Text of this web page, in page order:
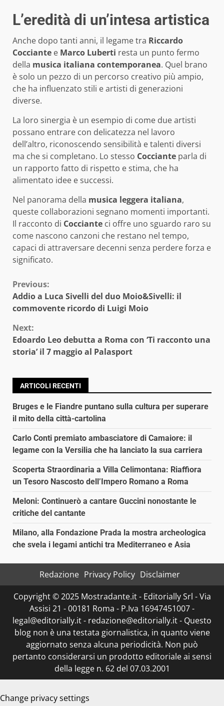
L’eredità di un’intesa artistica
Anche dopo tanti anni, il legame tra Riccardo
Cocciante e Marco Luberti resta un punto fermo
della musica italiana contemporanea. Quel brano
è solo un pezzo di un percorso creativo più ampio,
che ha influenzato stili e artisti di generazioni
diverse.
La loro sinergia è un esempio di come due artisti
possano entrare con delicatezza nel lavoro
dell’altro, riconoscendo sensibilità e talenti diversi
ma che si completano. Lo stesso Cocciante parla di
un rapporto fatto di rispetto e stima, che ha
alimentato idee e successi.
Nel panorama della musica leggera italiana,
queste collaborazioni segnano momenti importanti.
Il racconto di Cocciante ci offre uno sguardo raro su
come nascono canzoni che restano nel tempo,
capaci di attraversare decenni senza perdere forza e
significato.
Continue
Reading
Previous:
Addio a Luca Sivelli del duo Moio&Sivelli: il
commovente ricordo di Luigi Moio
Next:
Edoardo Leo debutta a Roma con ‘Ti racconto una
storia’ il 7 maggio al Palasport
ARTICOLI RECENTI
Bruges e le Fiandre puntano sulla cultura per superare
il mito della città-cartolina
Carlo Conti premiato ambasciatore di Camaiore: il
legame con la Versilia che ha lanciato la sua carriera
Scoperta Straordinaria a Villa Celimontana: Riaffiora
un Tesoro Nascosto dell’Impero Romano a Roma
Meloni: Continuerò a cantare Guccini nonostante le
critiche del cantante
Milano, alla Fondazione Prada la mostra archeologica
che svela i legami antichi tra Mediterraneo e Asia
Redazione Privacy Policy Disclaimer
Copyright © 2025 Mostradante.it - Editorially Srl - Via
Assisi 21 - 00181 Roma - P.Iva 16947451007 -
legal@editorially.it - redazione@editorially.it - Questo
blog non è una testata giornalistica, in quanto viene
aggiornato senza alcuna periodicità. Non può
pertanto considerarsi un prodotto editoriale ai sensi
della legge n. 62 del 07.03.2001
Change privacy settings